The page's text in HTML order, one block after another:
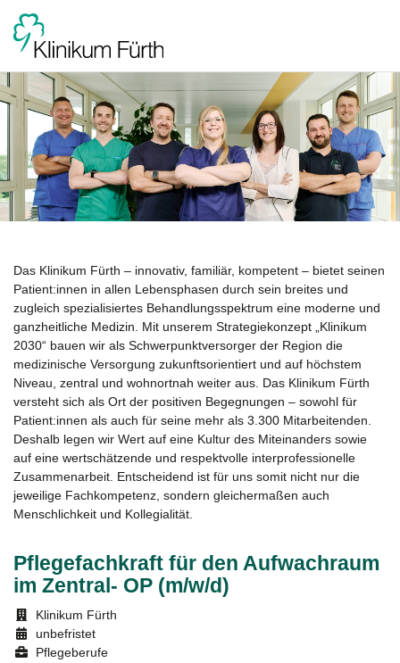
Pflegefachkraft für den Aufwachraum
im Zentral- OP (m/w/d)
Klinikum Fürth
unbefristet
Pflegeberufe
Das Klinikum Fürth – innovativ, familiär, kompetent – bietet seinen
Patient:innen in allen Lebensphasen durch sein breites und
zugleich spezialisiertes Behandlungsspektrum eine moderne und
ganzheitliche Medizin. Mit unserem Strategiekonzept „Klinikum
2030“ bauen wir als Schwerpunktversorger der Region die
medizinische Versorgung zukunftsorientiert und auf höchstem
Niveau, zentral und wohnortnah weiter aus. Das Klinikum Fürth
versteht sich als Ort der positiven Begegnungen – sowohl für
Patient:innen als auch für seine mehr als 3.300 Mitarbeitenden.
Deshalb legen wir Wert auf eine Kultur des Miteinanders sowie
auf eine wertschätzende und respektvolle interprofessionelle
Zusammenarbeit. Entscheidend ist für uns somit nicht nur die
jeweilige Fachkompetenz, sondern gleichermaßen auch
Menschlichkeit und Kollegialität.